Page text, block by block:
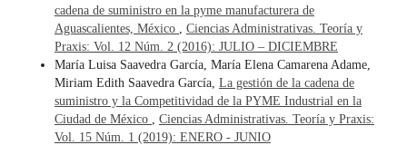
cadena de suministro en la pyme manufacturera de
Aguascalientes, México
Ciencias Administrativas. Teoría y
Praxis: Vol. 12 Núm. 2 (2016): JULIO – DICIEMBRE
María Luisa Saavedra García, María Elena Camarena Adame,
Miriam Edith Saavedra García, La gestión de la cadena de
suministro y la Competitividad de la PYME Industrial en la
Ciudad de México
Ciencias Administrativas. Teoría y Praxis:
Vol. 15 Núm. 1 (2019): ENERO - JUNIO